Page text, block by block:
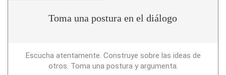
Toma una postura en el diálogo
Escucha atentamente. Construye sobre las ideas de
otros. Toma una postura y argumenta.